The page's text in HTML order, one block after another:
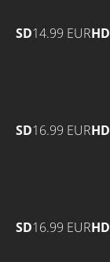
SD14.99 EURHD
SD16.99 EURHD
SD16.99 EURHD